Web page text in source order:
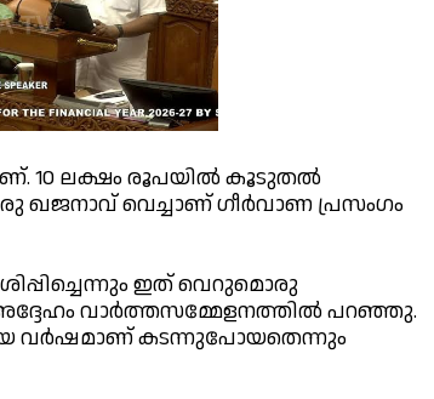
10 ലക്ഷം രൂപയിൽ കൂടുതൽ
ഖജനാവ് വെച്ചാണ് ഗീർവാണ പ്രസംഗം
ഇത് വെറുമൊരു
വാർത്തസമ്മേളനത്തിൽ പറഞ്ഞു.
വർഷമാണ് കടന്നുപോയതെന്നും